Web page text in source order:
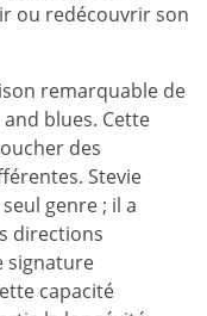
ou redécouvrir son
remarquable de
blues. Cette
des
Stevie
genre ; il a
directions
signature
capacité